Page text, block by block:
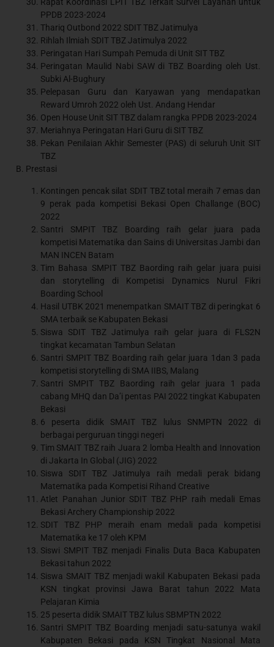
Rapat Koordinasi LPIT TBZ Terkait Survei Layanan untuk
PPDB 2023-2024
Thariq Outbond 2022 SDIT TBZ Jatimulya
Rihlah Ilmiah SDIT TBZ Jatimulya 2022
Peringatan Hari Sumpah Pemuda di Unit SIT TBZ
Peringatan Maulid Nabi SAW di TBZ Boarding oleh Ust.
Subki Al-Bughury
Pelepasan Guru dan Karyawan yang mendapatkan
Reward Umroh 2022 oleh Ust. Andang Hendar
Open House Unit SIT TBZ dalam rangka PPDB 2023-2024
Meriahnya Peringatan Hari Guru di SIT TBZ
Pekan Penilaian Akhir Semester (PAS) di seluruh Unit SIT
TBZ
B. Prestasi
Kontingen pencak silat SDIT TBZ total meraih 7 emas dan
9 perak pada kompetisi Bekasi Open Challange (BOC)
2022
Santri SMPIT TBZ Boarding raih gelar juara pada
kompetisi Matematika dan Sains di Universitas Jambi dan
MAN INCEN Batam
Tim Bahasa SMPIT TBZ Baording raih gelar juara puisi
dan storytelling di Kompetisi Dynamics Nurul Fikri
Boarding School
Hasil UTBK 2021 menempatkan SMAIT TBZ di peringkat 6
SMA terbaik se Kabupaten Bekasi
Siswa SDIT TBZ Jatimulya raih gelar juara di FLS2N
tingkat kecamatan Tambun Selatan
Santri SMPIT TBZ Boarding raih gelar juara 1dan 3 pada
kompetisi storytelling di SMA IIBS, Malang
Santri SMPIT TBZ Baording raih gelar juara 1 pada
cabang MHQ dan Da’i pentas PAI 2022 tingkat Kabupaten
Bekasi
6 peserta didik SMAIT TBZ lulus SNMPTN 2022 di
berbagai perguruan tinggi negeri
Tim SMAIT TBZ raih Juara 2 lomba Health and Innovation
di Jakarta In Global (JIG) 2022
Siswa SDIT TBZ Jatimulya raih medali perak bidang
Matematika pada Kompetisi Rihand Creative
Atlet Panahan Junior SDIT TBZ PHP raih medali Emas
Bekasi Archery Championship 2022
SDIT TBZ PHP meraih enam medali pada kompetisi
Matematika ke 17 oleh KPM
Siswi SMPIT TBZ menjadi Finalis Duta Baca Kabupaten
Bekasi tahun 2022
Siswa SMAIT TBZ menjadi wakil Kabupaten Bekasi pada
KSN tingkat provinsi Jawa Barat tahun 2022 Mata
Pelajaran Kimia
25 peserta didik SMAIT TBZ lulus SBMPTN 2022
Santri SMPIT TBZ Boarding menjadi satu-satunya wakil
Kabupaten Bekasi pada KSN Tingkat Nasional Mata